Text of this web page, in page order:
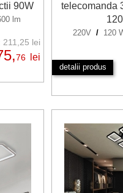
90W
lm
211,25 lei
76 lei
telecomanda
220V / 120
detalii produs